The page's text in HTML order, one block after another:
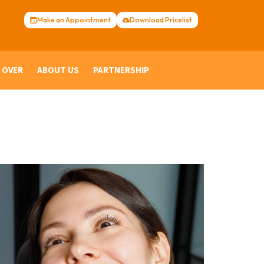
Download Pricelist
Make an Appointment
ABOUT US PARTNERSHIP